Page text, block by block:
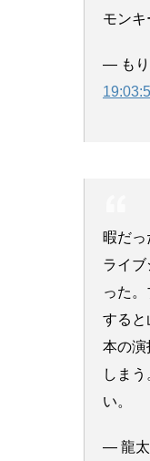
モンキ
— もり
暇だ
ライ
った
すると
本の演
しま
い。
— 龍太